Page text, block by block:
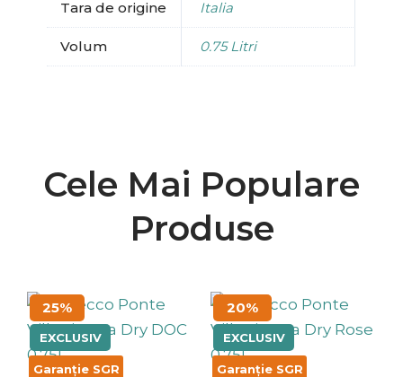
Tara de origine Italia
Volum 0.75 Litri
Cele Mai Populare
Produse
25%
EXCLUSIV
Garanție SGR
Prețul
a
fost:
39.00 lei.
Prețul
este:
20%
EXCLUSIV
Garanție SGR
Prețul
inițial
a
fost:
39.00 lei.
Prețul
este: